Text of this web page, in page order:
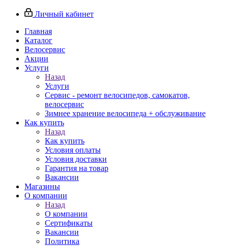
Личный кабинет
Главная
Каталог
Велосервис
Акции
Услуги
Назад
Услуги
Сервис - ремонт велосипедов, самокатов,
велосервис
Зимнее хранение велосипеда + обслуживание
Как купить
Назад
Как купить
Условия оплаты
Условия доставки
Гарантия на товар
Вакансии
Магазины
О компании
Назад
О компании
Сертификаты
Вакансии
Политика